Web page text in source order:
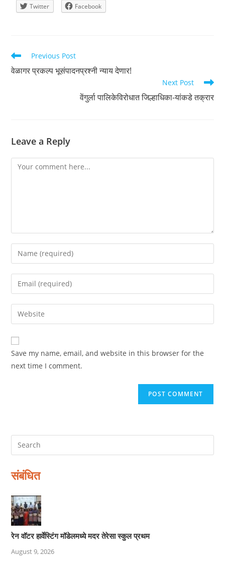
Twitter
Facebook
Read
more
articles
Previous Post
वेळागर प्रकल्प भूसंपादनप्रश्नी न्याय देणार!
Next Post
वेंगुर्ला पालिकेविरोधात जिल्हाधिका-­यांकडे तक्रार
Leave a Reply
Comment
Enter
your
name
comment
Enter
your
email
address
comment
Enter
your
website
URL
(optional)
Save my name, email, and website in this browser for the
next time I comment.
संबंधित
रेन वॉटर हार्वेस्टिंग मॉडेलमध्ये मदर तेरेसा स्कुल प्रथम
August 9, 2026